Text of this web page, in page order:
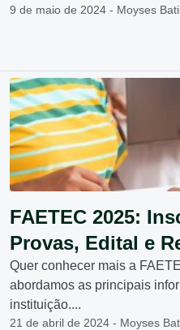
9 de maio de 2024 - Moyses
FAETEC 2025:
Provas, Edital e
Quer conhecer mais a
abordamos as principais
instituição....
21 de abril de 2024 - Moyses